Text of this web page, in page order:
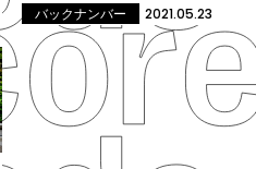
バックナンバー 2021.05.23